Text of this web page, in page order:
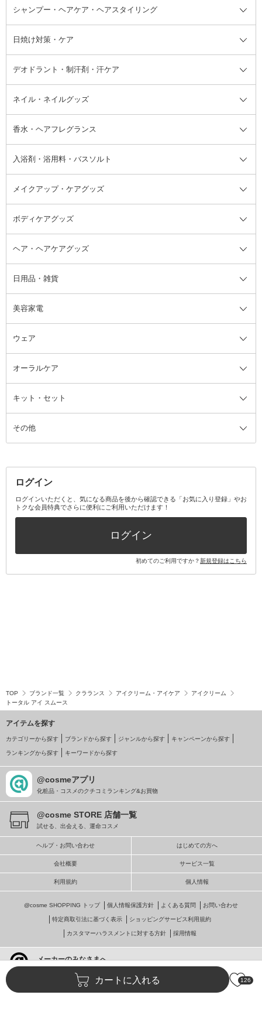
カートに入れる 126
オールインワン化粧品 フェイスクリーム
フェイスオイル・バーム
ブースター・導入液
洗い流すパック・マスク
リップクリーム・リップケア
顔用マッサージ料
コンシーラー ファンデーション
フェイスパウダー
まつげ美容液 つけまつげ
アイシャドウ
アイブロウ・眉マスカラ
チーク
ハイライト・シェーディング
ボディケア全て
ボディソープ・ハンドソープ・石
けん
ボディケア
レッグ・フットケア
バストケア
ネイルケア
脱毛・除毛ケア
シャンプー・ヘアケア・ヘアスタイリング
シャンプー・ヘアケア・ヘアスタ
イリング全て
洗い流さないトリートメント
ヘアスタイリング剤
頭皮ケア・育毛剤
その他シャンプー・ヘアケア・ヘ
アスタイリング
日焼け対策・ケア
日焼け対策・ケア全て
サンオイル・タンニング
その他日焼け対策・UVケア
デオドラント・制汗剤・汗ケア
デオドラント・制汗剤・汗ケア全
て
フット用デオドラント・制汗剤・
汗ケア
ネイル・ネイルグッズ
ネイル・ネイルグッズ全て
ジェルネイル
リムーバー・除光液
香水・ヘアフレグランス
香水・ヘアフレグランス全て
フレグランスミスト
その他香水・ヘアフレグランス
入浴剤・浴用料・バスソルト
入浴剤・浴用料・バスソルト全て
バスソルト
メイクアップ・ケアグッズ
メイクアップ・ケアグッズ全て
コットン・綿棒
洗顔グッズ
ブラシ・チップ
ツィザー・毛抜き
カミソリ
ファンデーション・パウダーケー
ス
ミラー・鏡
ボディケアグッズ
ボディケアグッズ全て
マッサージ・ボディケアグッズ
かかと・角質ケアグッズ
絆創膏
ヘア・ヘアケアグッズ
ヘア・ヘアケアグッズ全て
ヘアゴム
ヘアバンド
ヘッドマッサージブラシ
日用品・雑貨
日用品・雑貨全て
柔軟剤
ルームフレグランス・ディフュー
ザー
アロマキャンドル
消臭剤・芳香剤
美容家電
美容家電全て
ボディケア美容家電
その他美容家電
ウェア
ウェア全て
レッグウェア
オーラルケア
オーラルケア全て
歯ブラシ
その他オーラルケア
キット・セット
キット・セット全て
ボディケアキット
その他キット・セット
その他
ログイン
ログインいただくと、気になる商品を後から確認できる「お気に入り登録」やお
トクな会員特典でさらに便利にご利用いただけます！
ログイン
初めてのご利用ですか？新規登録はこちら
TOP ブランド一覧 クラランス アイクリーム・アイケア
アイクリーム
トータル アイ スムース
アイテムを探す
カテゴリーから探す ブランドから探す ジャンルから探す キャンペーンから探す
ランキングから探す キーワードから探す
@cosmeアプリ
化粧品・コスメのクチコミランキング&お買物
@cosme STORE 店舗一覧
試せる、出会える、運命コスメ
ヘルプ・お問い合わせ はじめての方へ
会社概要 サービス一覧
利用規約 個人情報
@cosme SHOPPING トップ 個人情報保護方針 よくある質問 お問い合わせ
特定商取引法に基づく表示 ショッピングサービス利用規約
カスタマーハラスメントに対する方針 採用情報
メーカーのみなさまへ